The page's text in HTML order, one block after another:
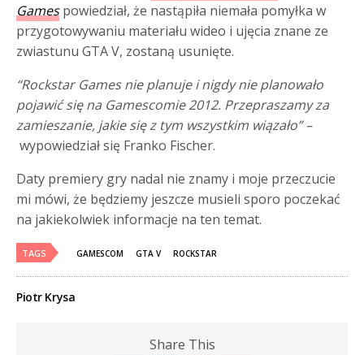
Gamespowiedział, że nastąpiła niemała pomyłka w
przygotowywaniu materiału wideo i ujęcia znane ze
zwiastunu GTA V, zostaną usunięte.
“Rockstar Games nie planuje i nigdy nie planowało
pojawić się na Gamescomie 2012. Przepraszamy za
zamieszanie, jakie się z tym wszystkim wiązało” –
wypowiedział się Franko Fischer.
Daty premiery gry nadal nie znamy i moje przeczucie
mi mówi, że będziemy jeszcze musieli sporo poczekać
na jakiekolwiek informacje na ten temat.
TAGS GAMESCOM GTA V ROCKSTAR
Piotr Krysa
Share This